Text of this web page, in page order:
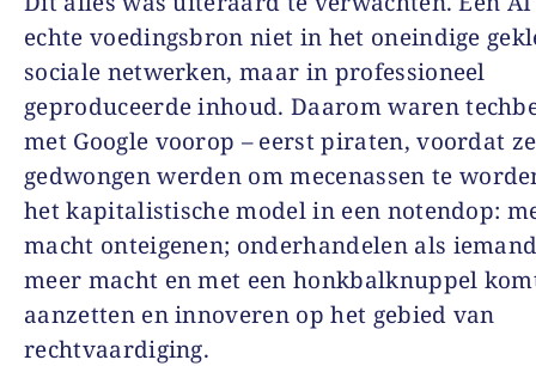
echte voedingsbron niet in het oneindige
sociale netwerken, maar in professioneel
geproduceerde inhoud. Daarom waren
met Google voorop – eerst piraten, voordat ze
gedwongen werden om mecenassen te
het kapitalistische model in een notendop:
macht onteigenen; onderhandelen als
meer macht en met een honkbalknuppel
aanzetten en innoveren op het gebied van
rechtvaardiging.